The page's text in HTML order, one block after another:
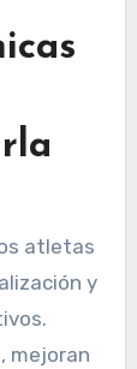
atletas
y
mejoran